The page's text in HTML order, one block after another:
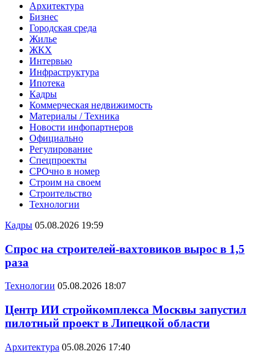
Архитектура
Бизнес
Городская среда
Жилье
ЖКХ
Интервью
Инфраструктура
Ипотека
Кадры
Коммерческая недвижимость
Материалы / Техника
Новости инфопартнеров
Официально
Регулирование
Спецпроекты
СРОчно в номер
Строим на своем
Строительство
Технологии
Кадры 05.08.2026 19:59
Спрос на строителей-вахтовиков вырос в 1,5
раза
Технологии 05.08.2026 18:07
Центр ИИ стройкомплекса Москвы запустил
пилотный проект в Липецкой области
Архитектура 05.08.2026 17:40